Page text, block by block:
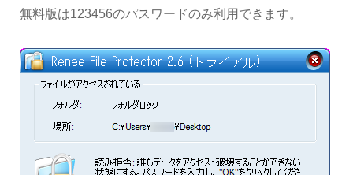
無料版は123456のパスワードのみ利用できます。